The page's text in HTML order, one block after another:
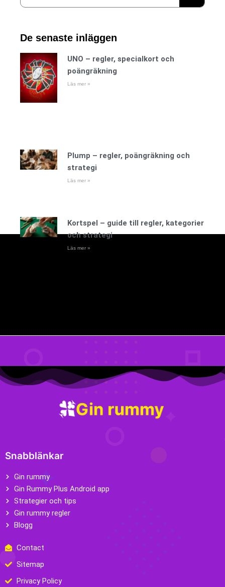
De senaste inläggen
UNO – regler, specialkort och
poängräkning
Läs mer »
Plump – regler, poängräkning och
strategi
Läs mer »
Kortspel – guide till regler, kategorier
och strategi
Läs mer »
Snabblänkar
Gin rummy
Gin Rummy Plus Android app
Strategier och tips
Gin rummy regler
Blogg
Contact
Sitemap
Privacy Policy